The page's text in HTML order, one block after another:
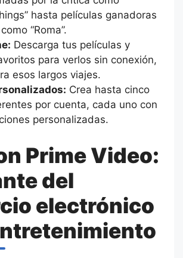
hasta películas ganadoras
“Roma”.
Descarga tus películas y
para verlos sin conexión,
esos largos viajes.
Crea hasta cinco
por cuenta, cada uno con
personalizadas.
Prime Video:
del
electrónico